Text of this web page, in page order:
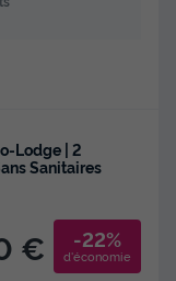
Lodge | 2
Sanitaires
€ -22%
d'économie